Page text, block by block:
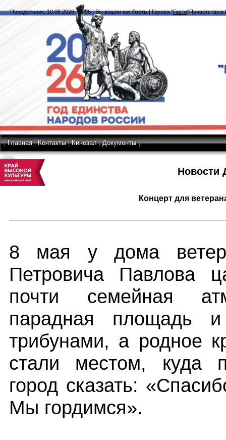
Понедельник, 10.08.2026, 14:06|Вы вошли как Гость|Группа"Гости"Приветствую
|Главная|Контакты|Кинозал|Документы
|RSS
Новости
Концерт для
8 мая у дома
Петровича Павлова
почти семейная
парадная площадь
трибунами, а родное
стали местом, куда
город сказать:
Мы гордимся».